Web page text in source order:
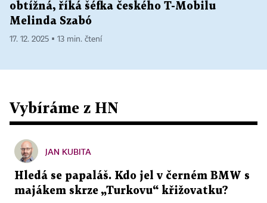
obtížná, říká šéfka českého T-Mobilu
Melinda Szabó
17. 12. 2025 ▪ 13 min. čtení
Vybíráme z HN
JAN KUBITA
Hledá se papaláš. Kdo jel v černém BMW s
majákem skrze „Turkovu“ křižovatku?